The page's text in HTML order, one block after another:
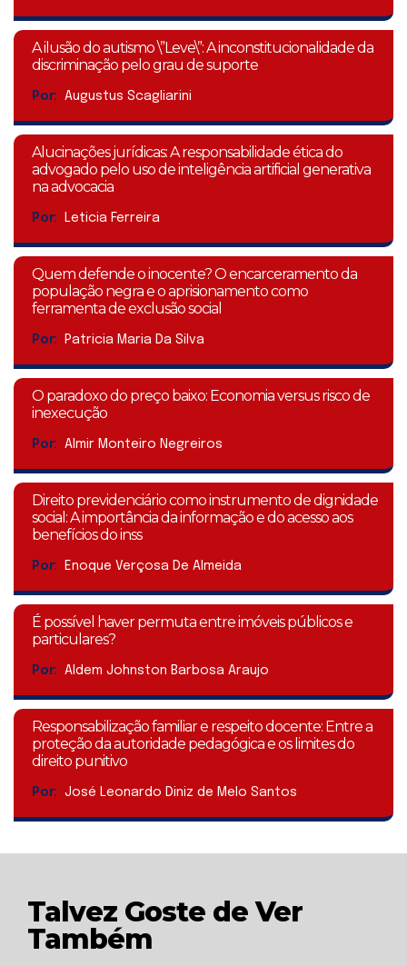
A ilusão do autismo \”Leve\”: A inconstitucionalidade da
discriminação pelo grau de suporte
Por: Augustus Scagliarini
Alucinações jurídicas: A responsabilidade ética do
advogado pelo uso de inteligência artificial generativa
na advocacia
Por: Leticia Ferreira
Quem defende o inocente? O encarceramento da
população negra e o aprisionamento como
ferramenta de exclusão social
Por: Patricia Maria Da Silva
O paradoxo do preço baixo: Economia versus risco de
inexecução
Por: Almir Monteiro Negreiros
Direito previdenciário como instrumento de dignidade
social: A importância da informação e do acesso aos
benefícios do inss
Por: Enoque Verçosa De Almeida
É possível haver permuta entre imóveis públicos e
particulares?
Por: Aldem Johnston Barbosa Araujo
Responsabilização familiar e respeito docente: Entre a
proteção da autoridade pedagógica e os limites do
direito punitivo
Por: José Leonardo Diniz de Melo Santos
Talvez Goste de Ver
Também